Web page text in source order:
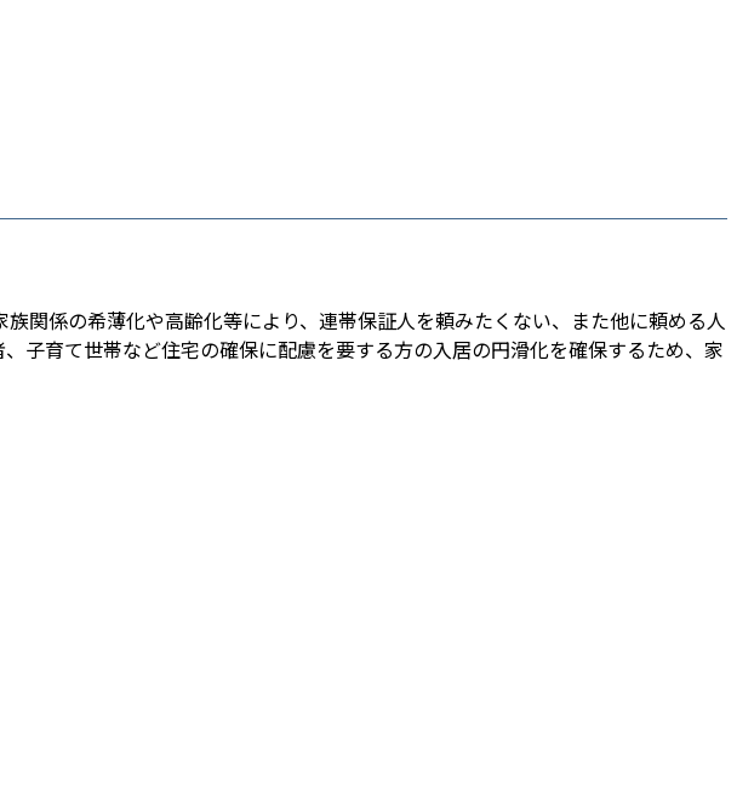
関係の希薄化や高齢化等により、連帯保証人を頼みたくない、また他に頼める人
子育て世帯など住宅の確保に配慮を要する方の入居の円滑化を確保するため、家